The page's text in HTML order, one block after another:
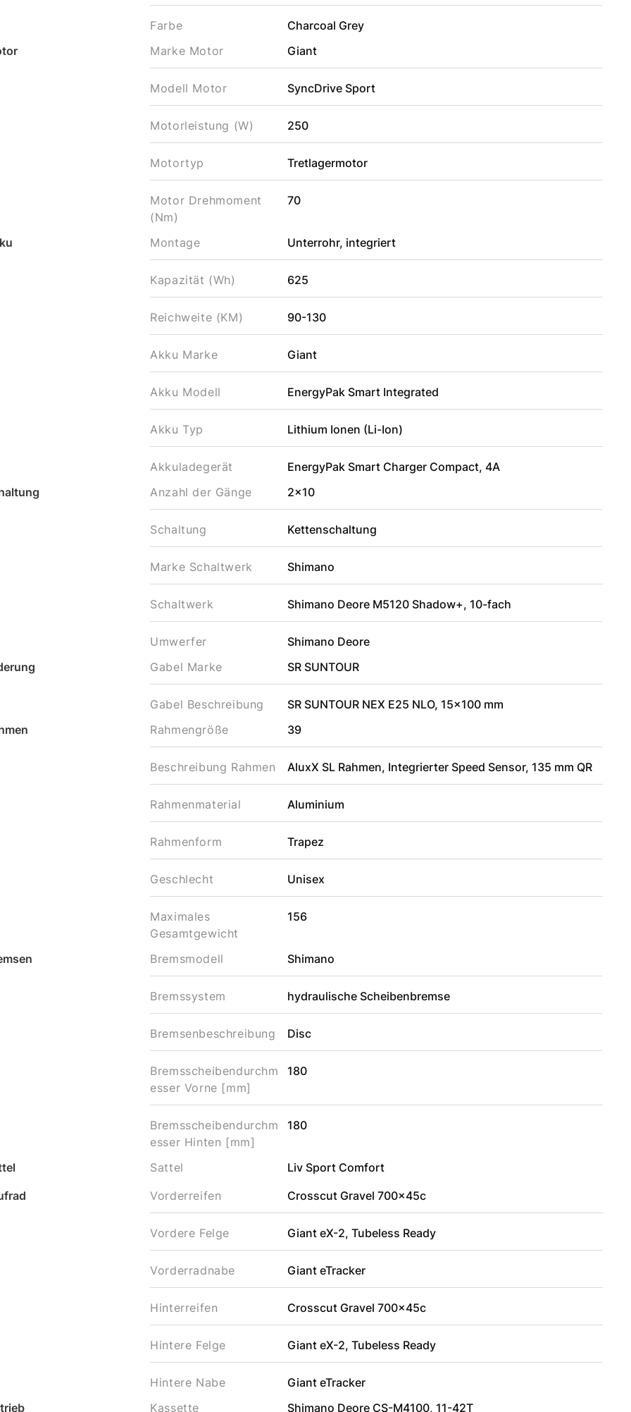
Farbe
Charcoal Grey
Marke Motor Giant
Modell Motor SyncDrive Sport
Motorleistung (W) 250
Motortyp Tretlagermotor
Motor Drehmoment
(Nm)
70
Montage Unterrohr, integriert
Kapazität (Wh) 625
Reichweite (KM) 90-130
Akku Marke Giant
Akku Modell EnergyPak Smart Integrated
Akku Typ Lithium Ionen (Li-Ion)
Akkuladegerät
EnergyPak Smart Charger Compact, 4A
Anzahl der Gänge 2x10
Schaltung Kettenschaltung
Marke Schaltwerk Shimano
Schaltwerk Shimano Deore M5120 Shadow+, 10-fach
Umwerfer
Shimano Deore
Gabel Marke SR SUNTOUR
Gabel Beschreibung
SR SUNTOUR NEX E25 NLO, 15x100 mm
Rahmengröße 39
Beschreibung Rahmen AluxX SL Rahmen, Integrierter Speed Sensor, 135 mm QR
Rahmenmaterial Aluminium
Rahmenform Trapez
Geschlecht Unisex
Maximales
Gesamtgewicht
156
Bremsmodell Shimano
Bremssystem hydraulische Scheibenbremse
Bremsenbeschreibung Disc
Bremsscheibendurchm
esser Vorne [mm]
180
Bremsscheibendurchm
esser Hinten [mm]
180
Sattel
Liv Sport Comfort
Vorderreifen Crosscut Gravel 700x45c
Vordere Felge Giant eX-2, Tubeless Ready
Vorderradnabe Giant eTracker
Hinterreifen Crosscut Gravel 700x45c
Hintere Felge Giant eX-2, Tubeless Ready
Hintere Nabe
Giant eTracker
Kassette Shimano Deore CS-M4100, 11-42T